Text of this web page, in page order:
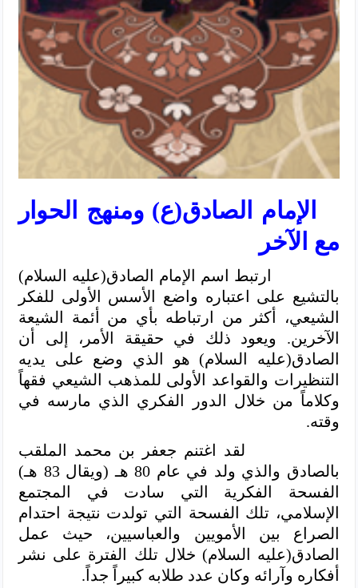
الإمام الصادق(ع) ومنهج الحوار
مع الآخر
ارتبط اسم الإمام الصادق(عليه السلام)
بالتشيع على اعتباره واضع الأسس الأولى للفكر
الشيعي، أكثر من ارتباطه بأي من أئمة الشيعة
الآخرين. ويعود ذلك في حقيقة الأمر، إلى أن
الصادق(عليه السلام) هو الذي وضع على يديه
التنظيرات والقواعد الأولى للمذهب الشيعي فقهاً
وكلاماً من خلال الدور الفكري الذي مارسه في
وقته.
لقد اغتنم جعفر بن محمد الملقب
بالصادق والذي ولد في عام 80 هـ (ويقال 83 هـ)
الفسحة الفكرية التي سادت في المجتمع
الإسلامي، تلك الفسحة التي تولدت نتيجة احتدام
الصراع بين الأمويين والعباسيين، حيث عمل
الصادق(عليه السلام) خلال تلك الفترة على نشر
أفكاره وآرائه وكان عدد طلابه كبيراً جداً.